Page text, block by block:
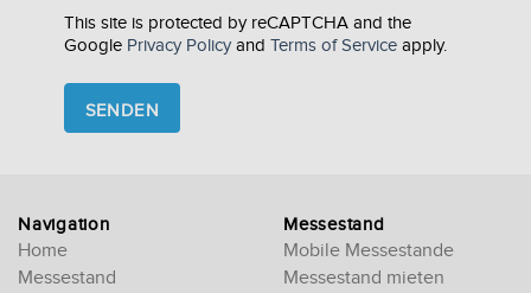
This site is protected by reCAPTCHA and the
Google Privacy Policy and Terms of Service apply.
leave
this
field
Navigation
Home
Messestand
Messestand
Mobile Messestande
Messestand mieten